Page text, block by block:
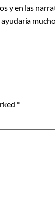
y en las
*